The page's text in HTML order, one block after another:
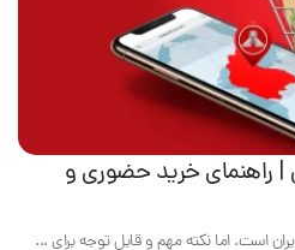
| راهنمای خرید حضوری و
است. اما نکته مهم و قابل توجه برای ...